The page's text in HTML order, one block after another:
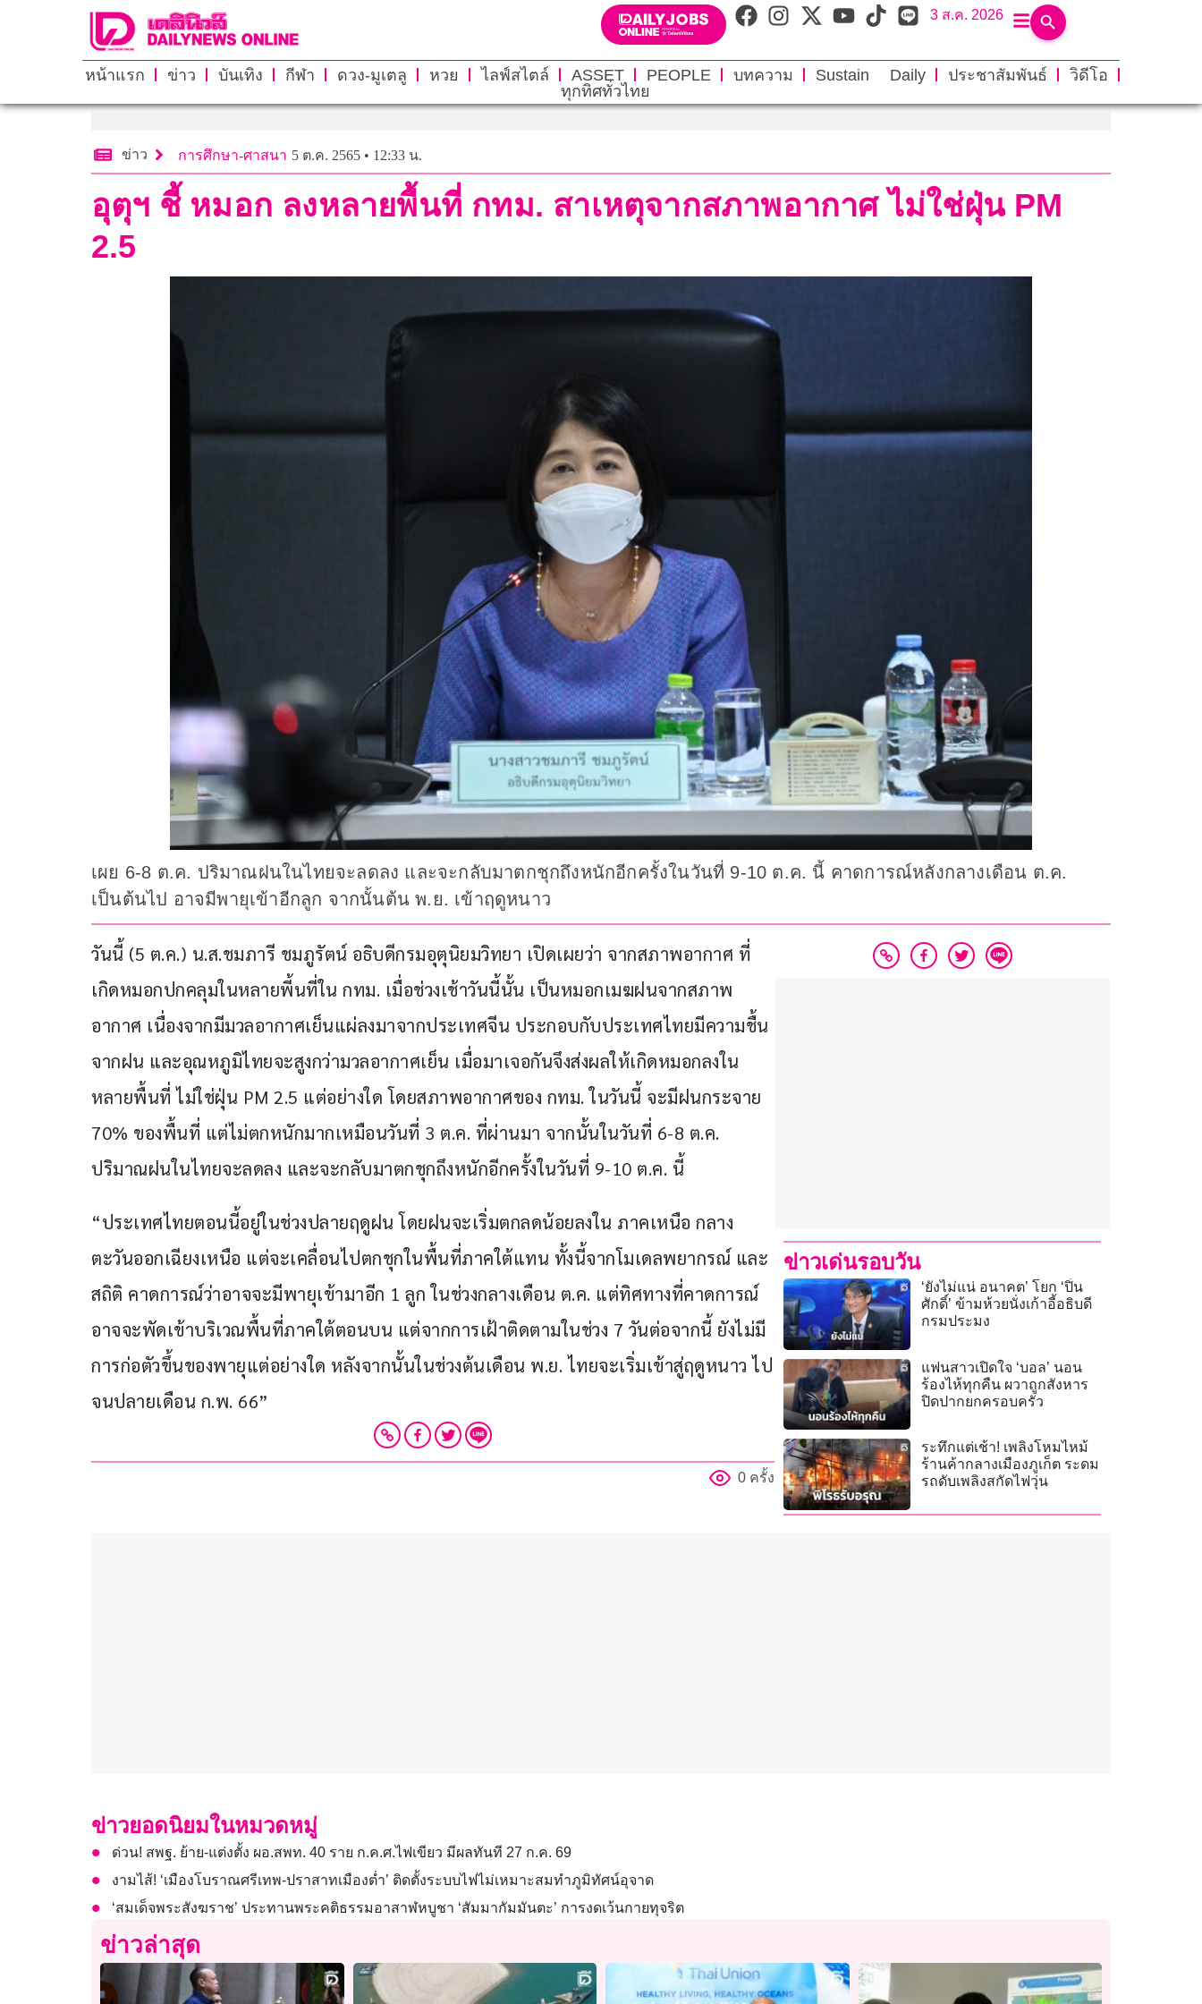
3 ส.ค. 2026
หน้าแรก ข่าว บันเทิง กีฬา ดวง-มูเตลู หวย ไลฟ์สไตล์ ASSET PEOPLE บทความ Sustain Daily ประชาสัมพันธ์
วิดีโอ
ทุกทิศทั่วไทย
ข่าว การศึกษา-ศาสนา 5 ต.ค. 2565 • 12:33 น.
อุตุฯ ชี้ หมอก ลงหลายพื้นที่ กทม. สาเหตุจากสภาพอากาศ ไม่ใช่ฝุ่น PM
2.5
เผย 6-8 ต.ค. ปริมาณฝนในไทยจะลดลง และจะกลับมาตกชุกถึงหนักอีกครั้งในวันที่ 9-10 ต.ค. นี้ คาดการณ์หลังกลางเดือน ต.ค.
เป็นต้นไป อาจมีพายุเข้าอีกลูก จากนั้นต้น พ.ย. เข้าฤดูหนาว
วันนี้ (5 ต.ค.) น.ส.ชมภารี ชมภูรัตน์ อธิบดีกรมอุตุนิยมวิทยา เปิดเผยว่า จากสภาพอากาศ ที่
เกิดหมอกปกคลุมในหลายพี้นที่ใน กทม. เมื่อช่วงเช้าวันนี้นั้น เป็นหมอกเมฆฝนจากสภาพ
อากาศ เนื่องจากมีมวลอากาศเย็นแผ่ลงมาจากประเทศจีน ประกอบกับประเทศไทยมีความชื้น
จากฝน และอุณหภูมิไทยจะสูงกว่ามวลอากาศเย็น เมื่อมาเจอกันจึงส่งผลให้เกิดหมอกลงใน
หลายพื้นที่ ไม่ใช่ฝุ่น PM 2.5 แต่อย่างใด โดยสภาพอากาศของ กทม. ในวันนี้ จะมีฝนกระจาย
70% ของพื้นที่ แต่ไม่ตกหนักมากเหมือนวันที่ 3 ต.ค. ที่ผ่านมา จากนั้นในวันที่ 6-8 ต.ค.
ปริมาณฝนในไทยจะลดลง และจะกลับมาตกชุกถึงหนักอีกครั้งในวันที่ 9-10 ต.ค. นี้
“ประเทศไทยตอนนี้อยู่ในช่วงปลายฤดูฝน โดยฝนจะเริ่มตกลดน้อยลงใน ภาคเหนือ กลาง
ตะวันออกเฉียงเหนือ แต่จะเคลื่อนไปตกชุกในพื้นที่ภาคใต้แทน ทั้งนี้จากโมเดลพยากรณ์ และ
สถิติ คาดการณ์ว่าอาจจะมีพายุเข้ามาอีก 1 ลูก ในช่วงกลางเดือน ต.ค. แต่ทิศทางที่คาดการณ์
อาจจะพัดเข้าบริเวณพื้นที่ภาคใต้ตอนบน แต่จากการเฝ้าติดตามในช่วง 7 วันต่อจากนี้ ยังไม่มี
การก่อตัวขึ้นของพายุแต่อย่างใด หลังจากนั้นในช่วงต้นเดือน พ.ย. ไทยจะเริ่มเข้าสู่ฤดูหนาว ไป
จนปลายเดือน ก.พ. 66”
0 ครั้ง
ข่าวเด่นรอบวัน
‘ยังไม่แน่ อนาคต’ โยก ‘ปิ่น
ศักดิ์’ ข้ามห้วยนั่งเก้าอี้อธิบดี
กรมประมง
แฟนสาวเปิดใจ ‘บอล’ นอน
ร้องไห้ทุกคืน ผวาถูกสังหาร
ปิดปากยกครอบครัว
ระทึกแต่เช้า! เพลิงโหมไหม้
ร้านค้ากลางเมืองภูเก็ต ระดม
รถดับเพลิงสกัดไฟวุ่น
ข่าวยอดนิยมในหมวดหมู่
ด่วน! สพฐ. ย้าย-แต่งตั้ง ผอ.สพท. 40 ราย ก.ค.ศ.ไฟเขียว มีผลทันที 27 ก.ค. 69
งามไส้! ‘เมืองโบราณศรีเทพ-ปราสาทเมืองต่ำ’ ติดตั้งระบบไฟไม่เหมาะสมทำภูมิทัศน์อุจาด
‘สมเด็จพระสังฆราช’ ประทานพระคติธรรมอาสาฬหบูชา ‘สัมมากัมมันตะ’ การงดเว้นกายทุจริต
ข่าวล่าสุด